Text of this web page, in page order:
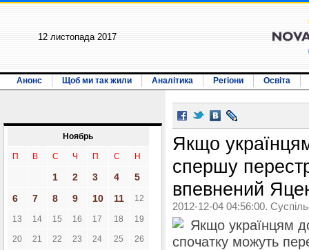
12 листопада 2017
Анонс Щоб ми так жили Аналітика Регіони Освіта
Ноябрь
П В С Ч П С Н
1 2 3 4
5
6
7 8 9 10 11 12
13 14 15 16 17 18 19
20 21 22 23 24 25 26
Якщо
спершу
впевнений
2012-12-04 04:56:00.
Якщо українцям
спочатку можуть